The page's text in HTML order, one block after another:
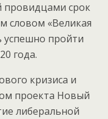
провидцами срок
словом «Великая
пройти
года.
кризиса и
проекта Новый
либеральной